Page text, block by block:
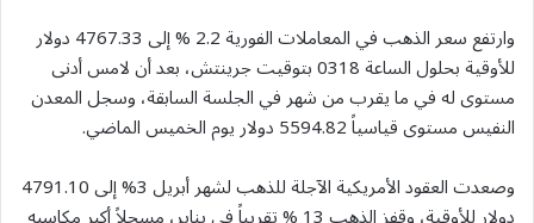
وارتفع سعر الذهب في المعاملات الفورية 2.2 % إلى 4767.33 دولار
للأوقية بحلول الساعة 0318 بتوقيت جرينتش، بعد أن لامس أدنى
مستوى له في ما يقرب من شهر في الجلسة السابقة، وسجل المعدن
النفيس مستوى قياسياً 5594.82 دولار يوم الخميس الماضي.
وصعدت العقود الأمريكية الآجلة للذهب لشهر أبريل 3% إلى 4791.10